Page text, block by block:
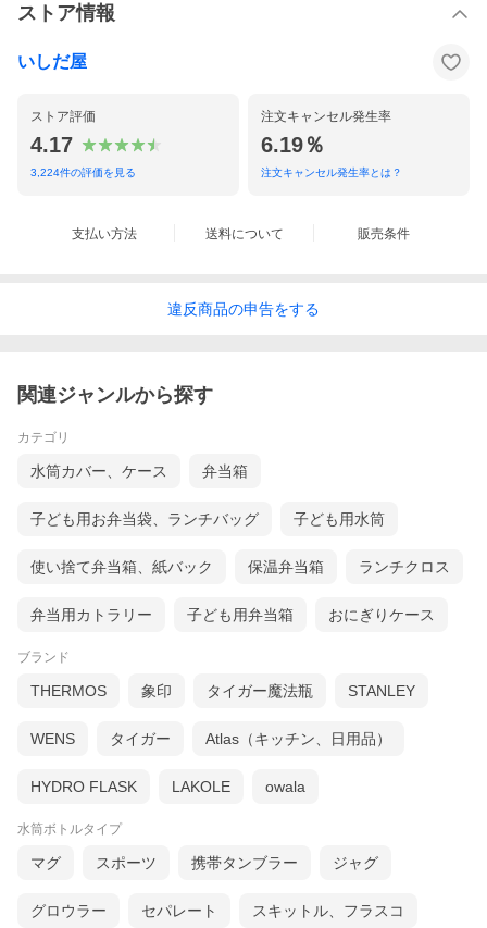
ストア情報
いしだ屋
ストア評価
4.17
3,224件の評価を見る
注文キャンセル発生率
6.19％
注文キャンセル発生率とは？
支払い方法 送料について 販売条件
違反商品の申告をする
関連ジャンルから探す
カテゴリ
水筒カバー、ケース 弁当箱
子ども用お弁当袋、ランチバッグ 子ども用水筒
使い捨て弁当箱、紙バック 保温弁当箱 ランチクロス
弁当用カトラリー 子ども用弁当箱 おにぎりケース
ブランド
THERMOS 象印 タイガー魔法瓶 STANLEY
WENS タイガー Atlas（キッチン、日用品）
HYDRO FLASK LAKOLE owala
水筒ボトルタイプ
マグ スポーツ 携帯タンブラー ジャグ
グロウラー セパレート スキットル、フラスコ